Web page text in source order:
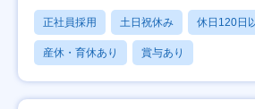
正社員採用 土日祝休み 休日120日
産休・育休あり 賞与あり